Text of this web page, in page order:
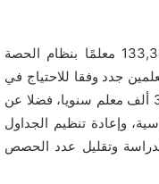
وأشارت الدراسة إلى أنه تم التحاق 133,340 معلمًا بنظام الحصة
جدد وفقا للاحتياج في
المحافظات المختلفة عبر مبادرة تعيين 30 ألف معلم سنويا، فضلا عن
وإعادة تنظيم الجداول
وتقليل عدد الحصص